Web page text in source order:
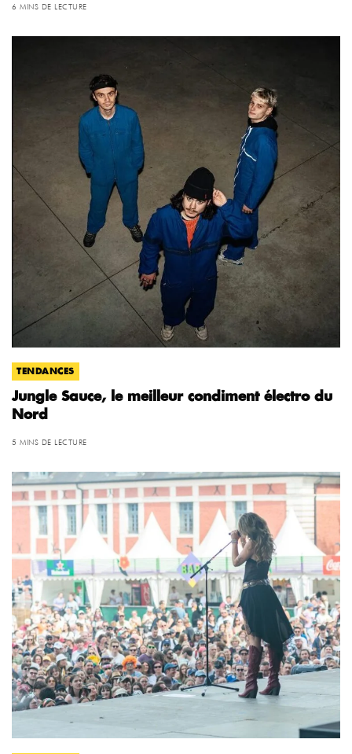
6 MINS DE LECTURE
TENDANCES
Jungle Sauce, le meilleur condiment électro du
Nord
5 MINS DE LECTURE